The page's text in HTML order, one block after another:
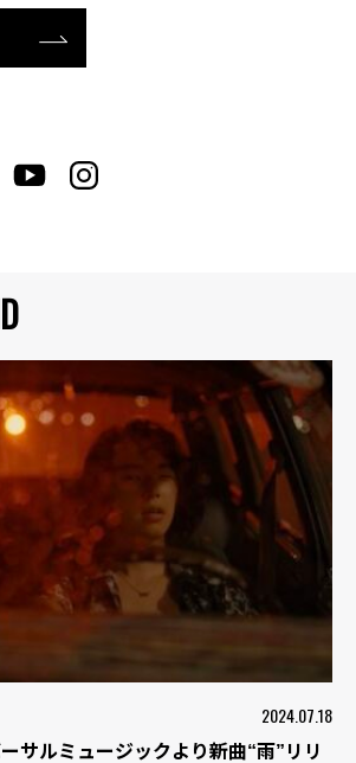
2024.07.18
サルミュージックより新曲“雨”リリ